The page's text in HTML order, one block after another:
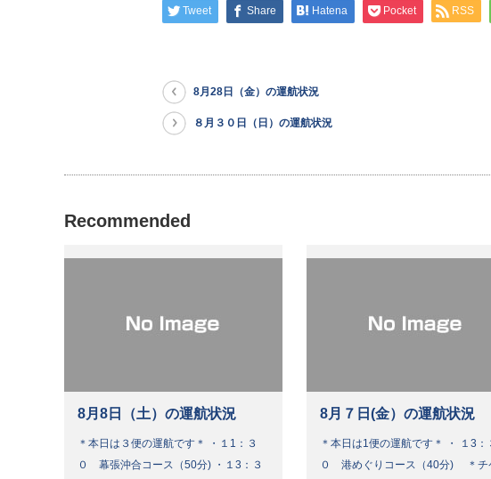
Tweet Share Hatena Pocket RSS
8月28日（金）の運航状況
８月３０日（日）の運航状況
Recommended
8月8日（土）の運航状況
＊本日は３便の運航です＊ ・１1：３
０ 幕張沖合コース（50分) ・１3：３
8月７日(金）の運航状況
＊本日は1便の運航です＊ ・ １3：
０ 港めぐりコース（40分) ＊チ